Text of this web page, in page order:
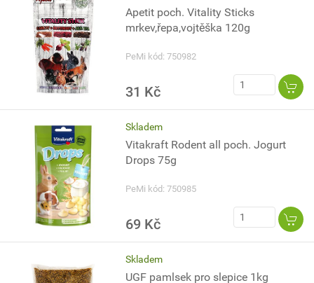
Apetit poch. Vitality Sticks
mrkev,řepa,vojtěška 120g
PeMi kód: 750982
31 Kč
Skladem
Vitakraft Rodent all poch. Jogurt
Drops 75g
PeMi kód: 750985
69 Kč
Skladem
UGF pamlsek pro slepice 1kg